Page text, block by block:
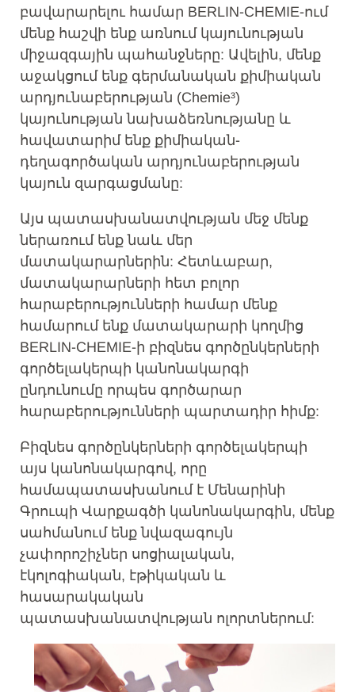
բավարարելու համար BERLIN-CHEMIE-ում
մենք հաշվի ենք առնում կայունության
միջազգային պահանջները: Ավելին, մենք
աջակցում ենք գերմանական քիմիական
արդյունաբերության (Chemie³)
կայունության նախաձեռնությանը և
հավատարիմ ենք քիմիական-
դեղագործական արդյունաբերության
կայուն զարգացմանը:
Այս պատասխանատվության մեջ մենք
ներառում ենք նաև մեր
մատակարարներին: Հետևաբար,
մատակարարների հետ բոլոր
հարաբերությունների համար մենք
համարում ենք մատակարարի կողմից
BERLIN-CHEMIE-ի բիզնես գործընկերների
գործելակերպի կանոնակարգի
ընդունումը որպես գործարար
հարաբերությունների պարտադիր հիմք:
Բիզնես գործընկերների գործելակերպի
այս կանոնակարգով, որը
համապատասխանում է Մենարինի
Գրուպի Վարքագծի կանոնակարգին, մենք
սահմանում ենք նվազագույն
չափորոշիչներ սոցիալական,
էկոլոգիական, էթիկական և
հասարակական
պատասխանատվության ոլորտներում: